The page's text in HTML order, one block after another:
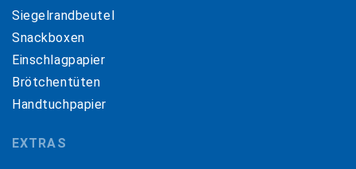
Siegelrandbeutel
Snackboxen
Einschlagpapier
Brötchentüten
Handtuchpapier
EXTRAS